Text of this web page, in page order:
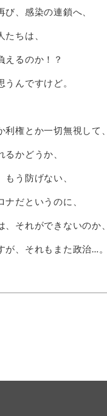
び、感染の連鎖へ、
ちは、
えるのか！？
んですけど。
利権とか一切無視して、
かどうか、
もう防げない、
ナだというのに、
、それができないのか、
が、それもまた政治…。